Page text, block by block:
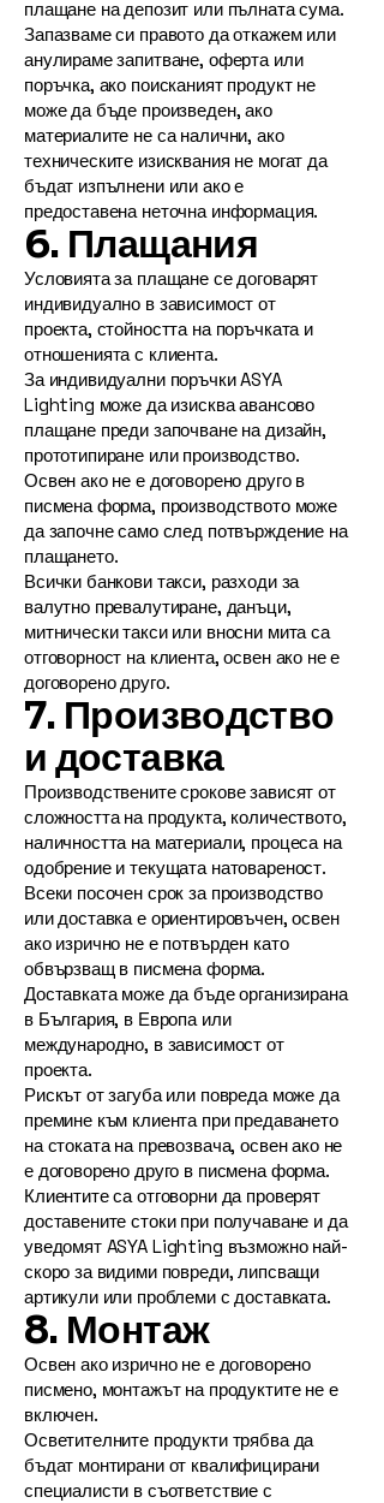
плащане на депозит или пълната сума.
Запазваме си правото да откажем или
анулираме запитване, оферта или
поръчка, ако поисканият продукт не
може да бъде произведен, ако
материалите не са налични, ако
техническите изисквания не могат да
бъдат изпълнени или ако е
предоставена неточна информация.
6. Плащания
Условията за плащане се договарят
индивидуално в зависимост от
проекта, стойността на поръчката и
отношенията с клиента.
За индивидуални поръчки ASYA
Lighting може да изисква авансово
плащане преди започване на дизайн,
прототипиране или производство.
Освен ако не е договорено друго в
писмена форма, производството може
да започне само след потвърждение на
плащането.
Всички банкови такси, разходи за
валутно превалутиране, данъци,
митнически такси или вносни мита са
отговорност на клиента, освен ако не е
договорено друго.
7. Производство
и доставка
Производствените срокове зависят от
сложността на продукта, количеството,
наличността на материали, процеса на
одобрение и текущата натовареност.
Всеки посочен срок за производство
или доставка е ориентировъчен, освен
ако изрично не е потвърден като
обвързващ в писмена форма.
Доставката може да бъде организирана
в България, в Европа или
международно, в зависимост от
проекта.
Рискът от загуба или повреда може да
премине към клиента при предаването
на стоката на превозвача, освен ако не
е договорено друго в писмена форма.
Клиентите са отговорни да проверят
доставените стоки при получаване и да
уведомят ASYA Lighting възможно най-
скоро за видими повреди, липсващи
артикули или проблеми с доставката.
8. Монтаж
Освен ако изрично не е договорено
писмено, монтажът на продуктите не е
включен.
Осветителните продукти трябва да
бъдат монтирани от квалифицирани
специалисти в съответствие с